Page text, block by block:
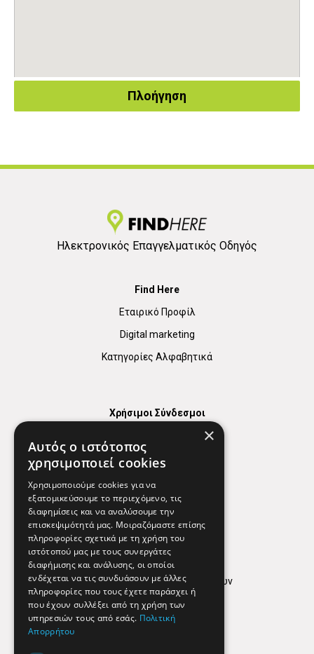
Πλοήγηση
Ηλεκτρονικός Επαγγελματικός Οδηγός
Find Here
Εταιρικό Προφίλ
Digital marketing
Κατηγορίες Αλφαβητικά
Χρήσιμοι Σύνδεσμοι
Χρήσιμα Τηλέφωνα
Εφημερεύοντα Φαρμακεία
Απόρρητο
Όροι Χρήσης
Πολιτική προστασίας δεδομένων
Findhere
×
Αυτός ο ιστότοπος
χρησιμοποιεί cookies
Χρησιμοποιούμε cookies για να
εξατομικεύσουμε το περιεχόμενο, τις
διαφημίσεις και να αναλύσουμε την
επισκεψιμότητά μας. Μοιραζόμαστε επίσης
πληροφορίες σχετικά με τη χρήση του
ιστότοπού μας με τους συνεργάτες
διαφήμισης και ανάλυσης, οι οποίοι
ενδέχεται να τις συνδυάσουν με άλλες
πληροφορίες που τους έχετε παράσχει ή
που έχουν συλλέξει από τη χρήση των
υπηρεσιών τους από εσάς. Πολιτική
Απορρήτου